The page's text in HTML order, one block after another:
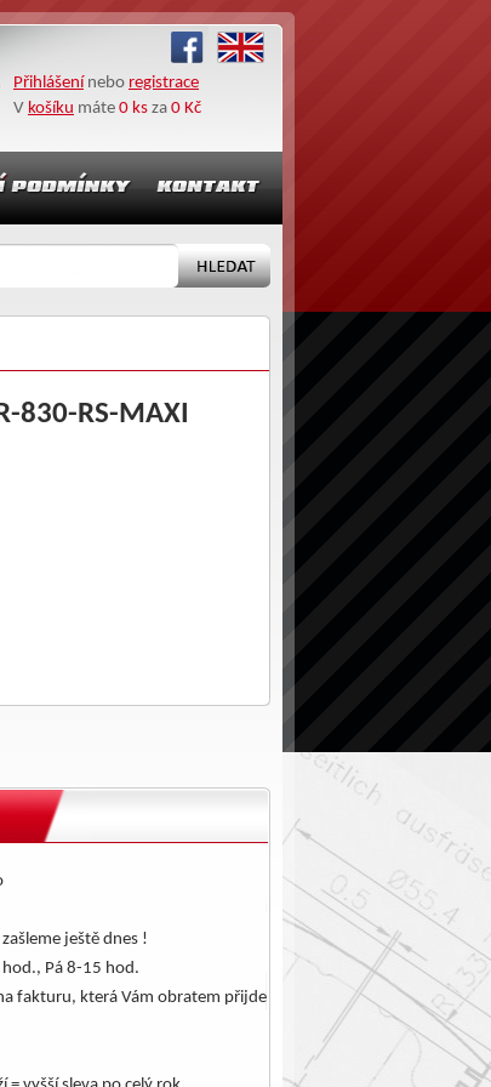
Přihlášení nebo registrace
V košíku máte 0 ks za 0 Kč
830-RS-MAXI
ještě dnes !
Pá 8-15 hod.
fakturu, která Vám obratem přijde